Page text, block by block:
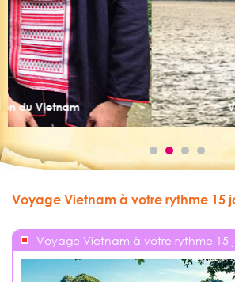
Vivez la magie de la
Voyage Vietnam à votre rythme 15
Voyage Vietnam à votre rythme 15